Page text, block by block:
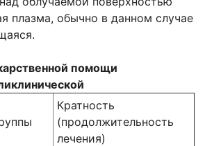
плазма, обычно в данном случае
помощи
Кратность
(продолжительность
лечения)